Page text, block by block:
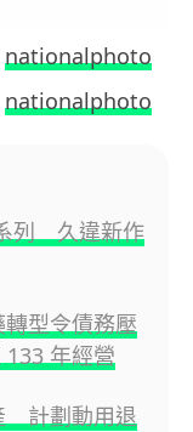
nationalphoto
nationalphoto
列 久違新作
型令債務壓
年經營
計劃動用退